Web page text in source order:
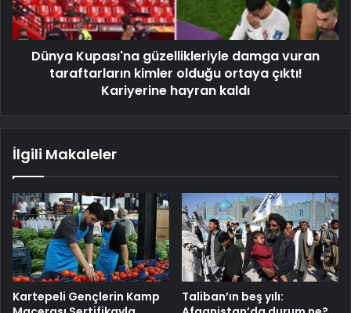
Dünya Kupası'na güzellikleriyle damga vuran
taraftarların kimler olduğu ortaya çıktı!
Kariyerine hayran kaldı
İlgili Makaleler
Kartepeli Gençlerin Kamp
Taliban’ın beş yılı: